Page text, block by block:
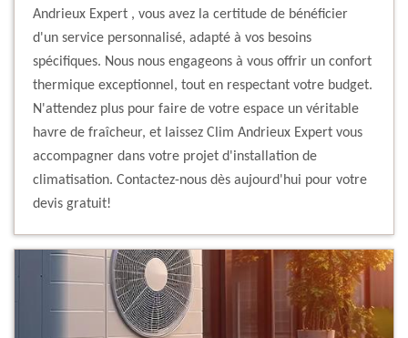
Andrieux Expert , vous avez la certitude de bénéficier
d'un service personnalisé, adapté à vos besoins
spécifiques. Nous nous engageons à vous offrir un confort
thermique exceptionnel, tout en respectant votre budget.
N'attendez plus pour faire de votre espace un véritable
havre de fraîcheur, et laissez Clim Andrieux Expert vous
accompagner dans votre projet d'installation de
climatisation. Contactez-nous dès aujourd'hui pour votre
devis gratuit!